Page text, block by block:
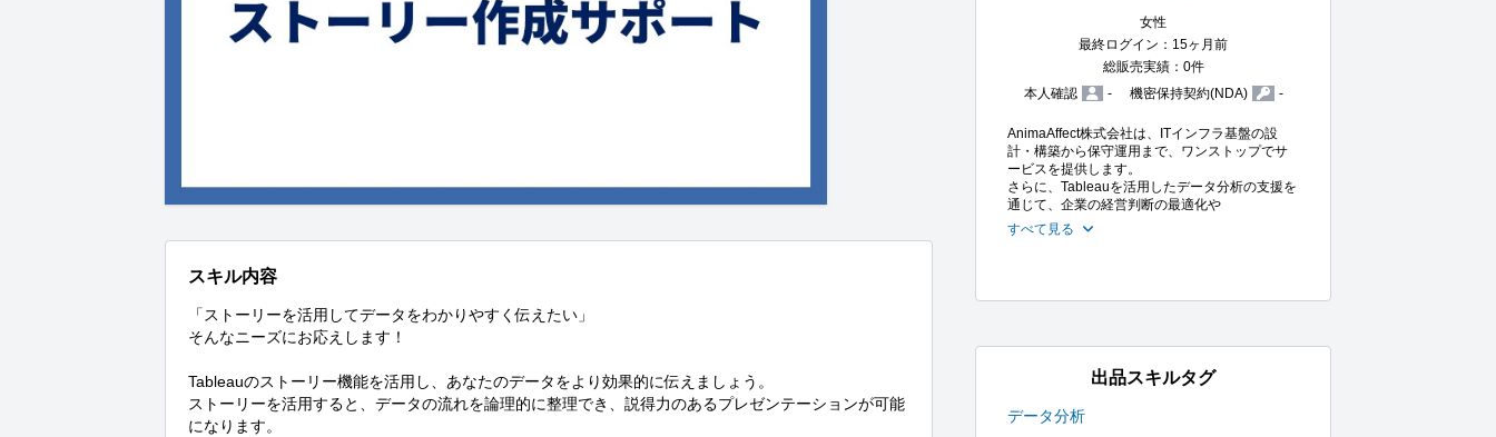
スキル内容
「ストーリーを活用してデータをわかりやすく伝えたい」
そんなニーズにお応えします！
Tableauのストーリー機能を活用し、あなたのデータをより効果的に伝えましょう。
ストーリーを活用すると、データの流れを論理的に整理でき、説得力のあるプレゼンテーションが可能
になります。
女性
最終ログイン：15ヶ月前
総販売実績：0件
本人確認
- 機密保持契約(NDA) -
AnimaAffect株式会社は、ITインフラ基盤の設
計・構築から保守運用まで、ワンストップでサ
ービスを提供します。
さらに、Tableauを活用したデータ分析の支援を
通じて、企業の経営判断の最適化や
すべて見る
出品スキルタグ
データ分析